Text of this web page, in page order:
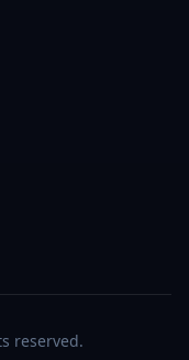
reserved.